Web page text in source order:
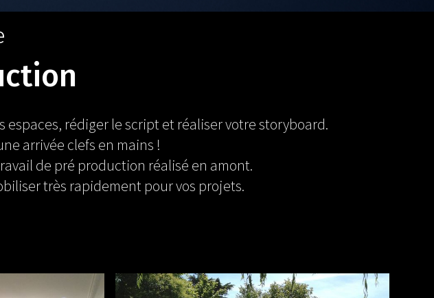
rédiger le script et réaliser votre storyboard.
arrivée clefs en mains !
de pré production réalisé en amont.
très rapidement pour vos projets.